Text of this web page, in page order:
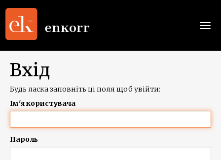
Вхід
Будь ласка заповніть ці поля щоб увійти:
Ім'я користувача
Пароль